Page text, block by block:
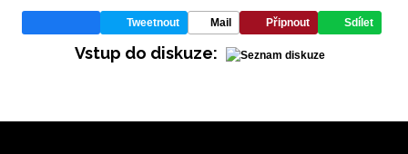
ODESLAT
Přihlášením k newsletteru souhlasíte sObchodními
ochrany soukromí- BurdaMedia Extra s.r.o. bude s
Tweetnout Mail Připnout Sdílet
Vstup do diskuze: